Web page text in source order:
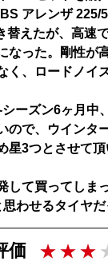
アレンザ 225/
替えたが、高速
なった。剛性が
く、ロードノイ
ーズン6ヶ月中
ので、ウインタ
星3つとさせて
して買ってしま
わせるタイヤだ
価